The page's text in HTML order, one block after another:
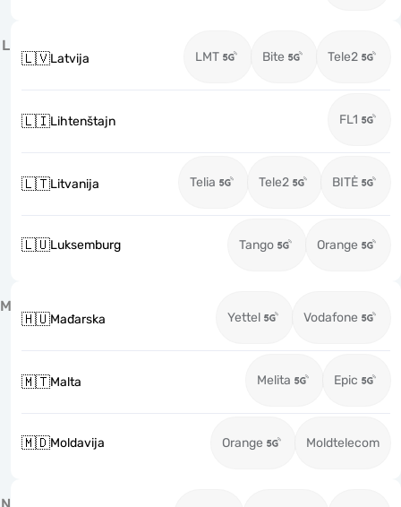
L
🇱🇻Latvija LMT Bite Tele2
🇱🇮Lihtenštajn FL1
🇱🇹Litvanija Telia Tele2 BITĖ
🇱🇺Luksemburg Tango Orange
M
🇭🇺Mađarska Yettel Vodafone
🇲🇹Malta Melita Epic
🇲🇩Moldavija Orange Moldtelecom